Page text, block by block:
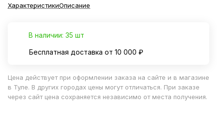
ХарактеристикиОписание
В наличии: 35 шт
Бесплатная доставка от 10 000 ₽
Цена действует при оформлении заказа на сайте и в магазине
в Туле. В других городах цены могут отличаться. При заказе
через сайт цена сохраняется независимо от места получения.